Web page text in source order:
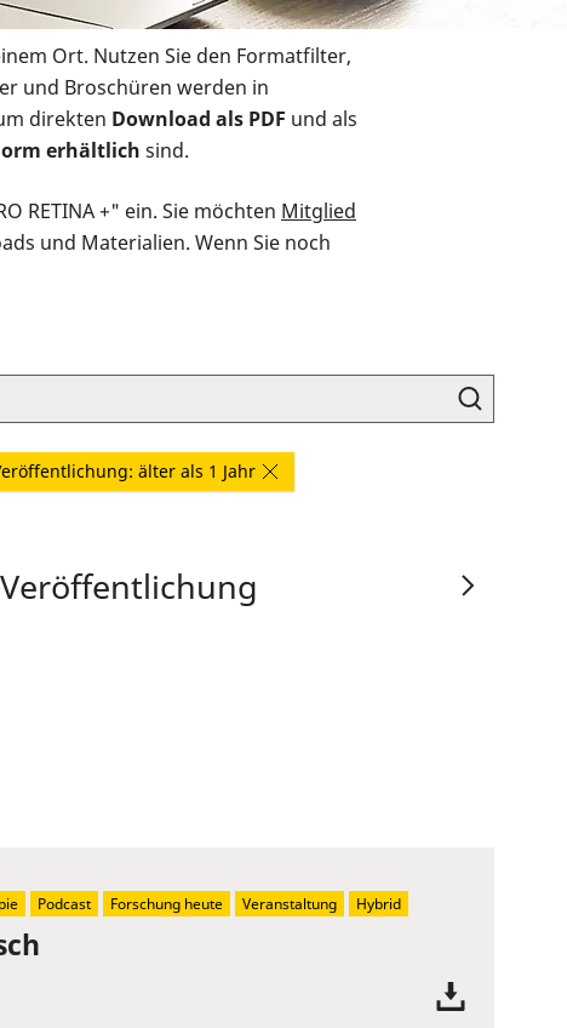
Ort. Nutzen Sie den Formatfilter,
und Broschüren werden in
direkten Download als PDF und als
erhältlich sind.
RETINA +" ein. Sie möchten Mitglied
und Materialien. Wenn Sie noch
älter als 1 Jahr
Veröffentlichung
Podcast Forschung heute Veranstaltung Hybrid